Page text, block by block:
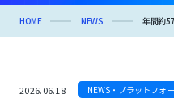
HOME NEWS 年間約
2026.06.18 NEWS・プラットフォ
TXP Research